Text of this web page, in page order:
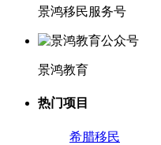
景鸿移民服务号
景鸿教育
热门项目
希腊移民